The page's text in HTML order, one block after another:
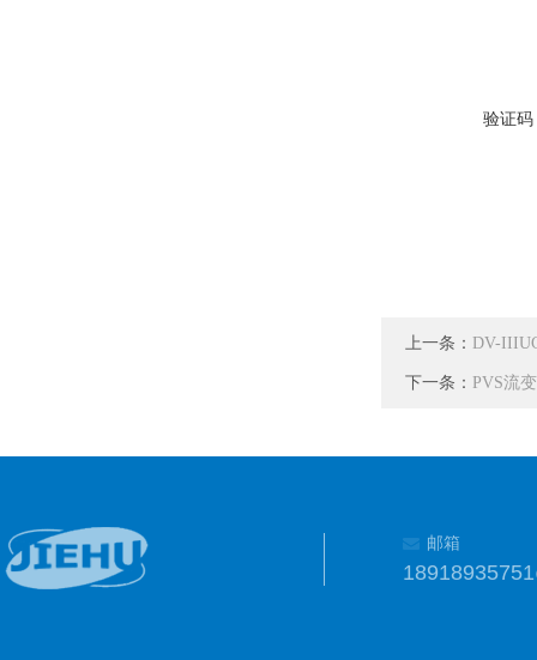
验证码
上一条： DV-
下一条： PVS流
邮箱